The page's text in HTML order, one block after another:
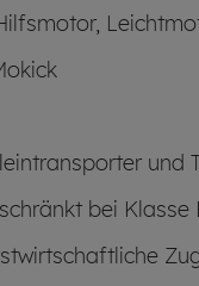
und
bei Klasse